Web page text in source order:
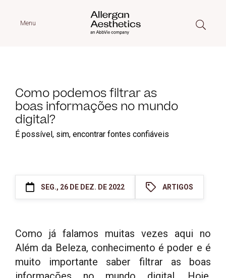
Menu
Como podemos filtrar as
boas informações no mundo
digital?
É possível, sim, encontrar fontes confiáveis
SEG., 26 DE DEZ. DE 2022 ARTIGOS
Como já falamos muitas vezes aqui no
Além da Beleza, conhecimento é poder e é
muito importante saber filtrar as boas